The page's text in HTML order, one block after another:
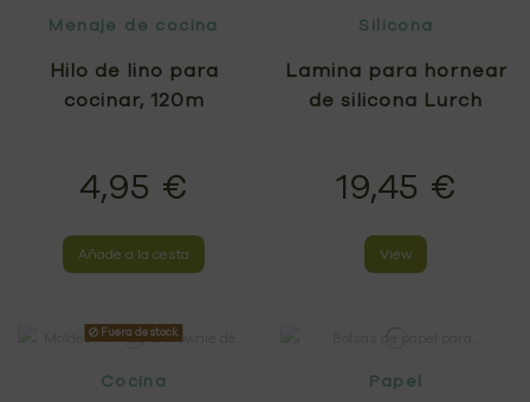
Menaje de cocina
Hilo de lino para
cocinar, 120m
4,95 €
Añade a la cesta
Silicona
Lamina para hornear
de silicona Lurch
19,45 €
View
Fuera de stock
Cocina Papel